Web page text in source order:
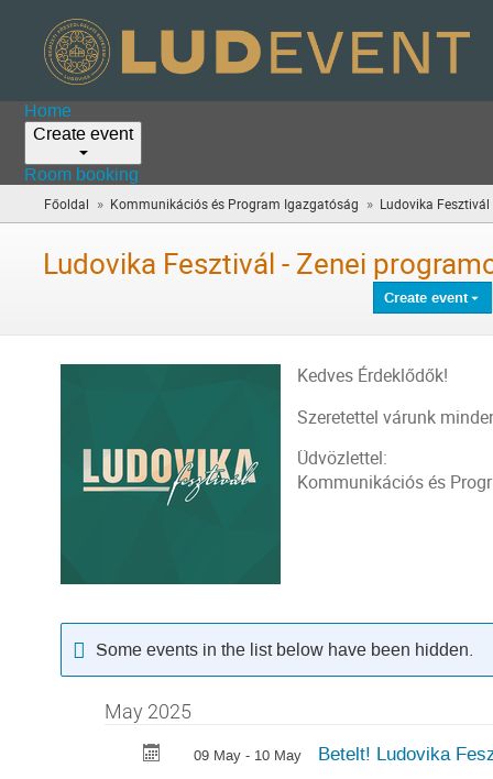
Home
Create event
Room booking
Főoldal » Kommunikációs és Program Igazgatóság » Ludovika
Ludovika Fesztivál - Zenei
Create event
Kedves Érdeklődők!
Szeretettel várunk
Üdvözlettel:
Kommunikációs és
Some events in the list below have been hidden.
May 2025
09 May - 10 May Betelt! Ludovika